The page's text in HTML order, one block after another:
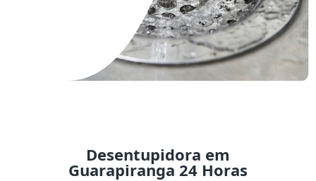
Desentupidora em
Guarapiranga 24 Horas